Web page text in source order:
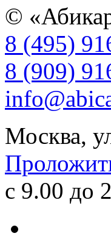
©
8 (495)
8 (909)
Москва,
с 9.00 до